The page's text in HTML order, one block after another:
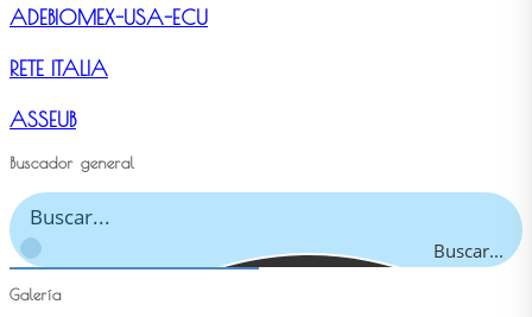
ADEBIOMEX-USA-ECU
RETE ITALIA
ASSEUB
Buscador general
Buscar...
Galería